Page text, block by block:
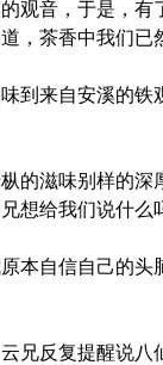
观音，于是，
，茶香中我们已
到来自安溪的
的滋味别样的
想给我们说什么
本自信自己的
兄反复提醒说